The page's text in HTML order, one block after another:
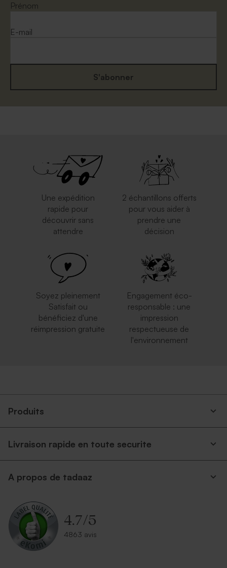
Prénom
E-mail
S'abonner
Une expédition
rapide pour
découvrir sans
attendre
2 échantillons offerts
pour vous aider à
prendre une
décision
Soyez pleinement
Satisfait ou
bénéficiez d'une
réimpression gratuite
Engagement éco-
responsable : une
impression
respectueuse de
l'environnement
Produits
Livraison rapide en toute securite
A propos de tadaaz
4.7/5
4863 avis